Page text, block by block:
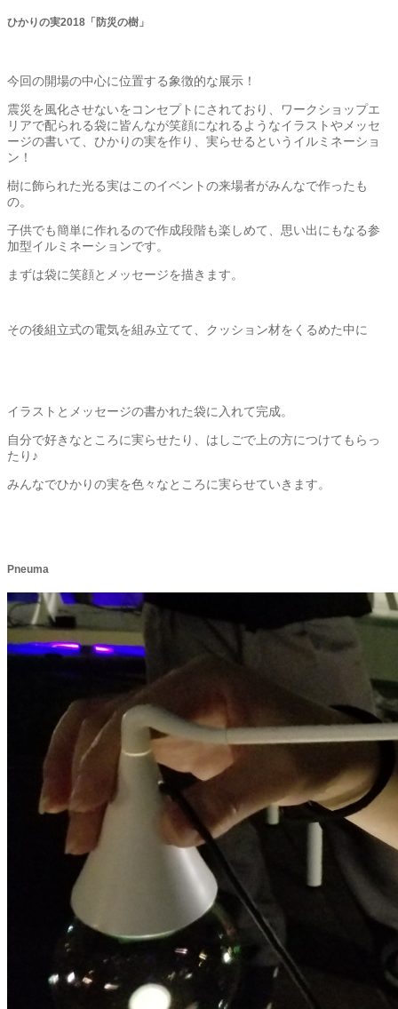
ひかりの実2018「防災の樹」
今回の開場の中心に位置する象徴的な展示！
震災を風化させないをコンセプトにされており、ワークショップエ
リアで配られる袋に皆んなが笑顔になれるようなイラストやメッセ
ージの書いて、ひかりの実を作り、実らせるというイルミネーショ
ン！
樹に飾られた光る実はこのイベントの来場者がみんなで作ったも
の。
子供でも簡単に作れるので作成段階も楽しめて、思い出にもなる参
加型イルミネーションです。
まずは袋に笑顔とメッセージを描きます。
その後組立式の電気を組み立てて、クッション材をくるめた中に
イラストとメッセージの書かれた袋に入れて完成。
自分で好きなところに実らせたり、はしごで上の方につけてもらっ
たり♪
みんなでひかりの実を色々なところに実らせていきます。
Pneuma